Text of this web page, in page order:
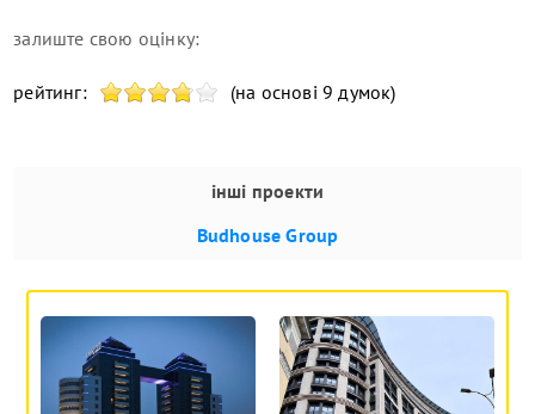
залиште свою оцінку:
рейтинг: (на основі 9 думок)
інші проекти
Budhouse Group